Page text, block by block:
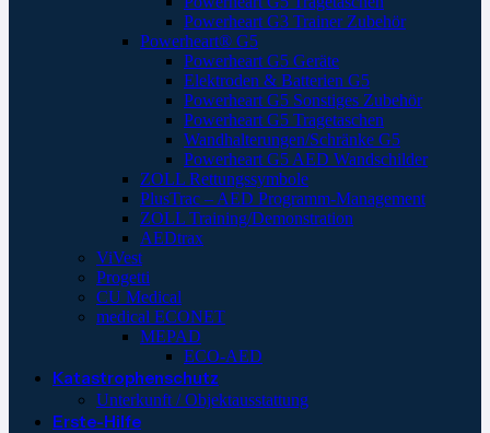
Powerheart G3 Trainer Zubehör
Powerheart® G5
Powerheart G5 Geräte
Elektroden & Batterien G5
Powerheart G5 Sonstiges Zubehör
Powerheart G5 Tragetaschen
Wandhalterungen/Schränke G5
Powerheart G5 AED Wandschilder
ZOLL Rettungssymbole
PlusTrac – AED Programm-Management
ZOLL Training/Demonstration
AEDtrax
ViVest
Progetti
CU Medical
medical ECONET
MEPAD
ECO-AED
Katastrophenschutz
Unterkunft / Objektausstattung
Erste-Hilfe